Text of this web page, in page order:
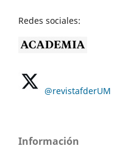
Redes sociales:
@revistafderUM
Información